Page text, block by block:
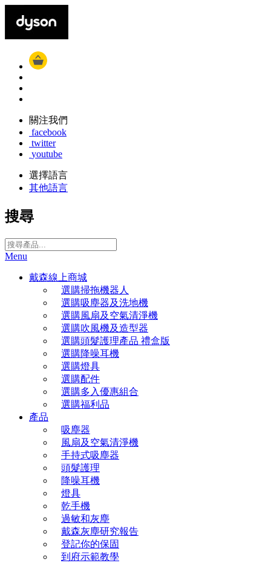
關注我們
facebook
twitter
youtube
選擇語言
其他語言
搜尋
Menu
戴森線上商城
選購掃拖機器人
選購吸塵器及洗地機
選購風扇及空氣清淨機
選購吹風機及造型器
選購頭髮護理產品 禮盒版
選購降噪耳機
選購燈具
選購配件
選購多入優惠組合
選購福利品
產品
吸塵器
風扇及空氣清淨機
手持式吸塵器
頭髮護理
降噪耳機
燈具
乾手機
過敏和灰塵
戴森灰塵研究報告
登記你的保固
到府示範教學